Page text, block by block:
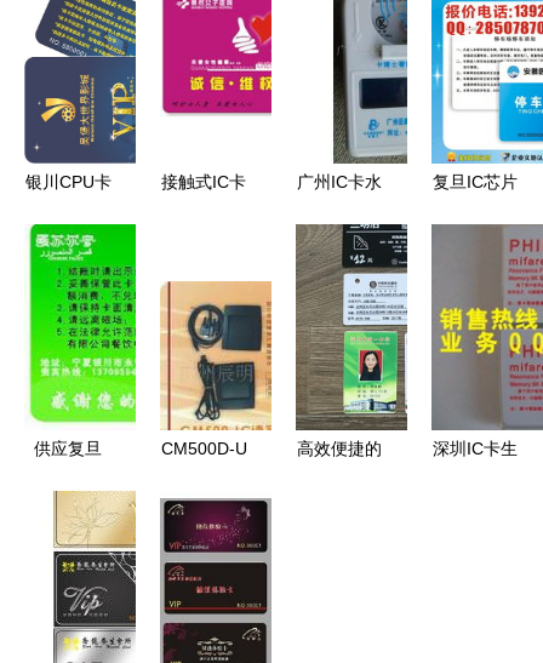
银川CPU卡
科技与关怀
并存的IC卡
智能解决方
案
接触式IC卡
厂生产到价
格解析
广州IC卡水
应 专业厂
家助力智慧
用水管理
复旦IC芯片
指南与批发
行情解析
供应复旦
国产SLEIC
卡——安全
防护与身份
核验的新一
CM500D-U
写器 15693
协议与安全
防护结合的
工业级解决
高效便捷的
深圳IC卡生